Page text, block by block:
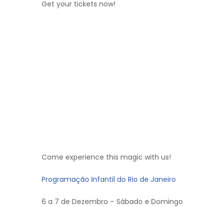
Get your tickets now!
Come experience this magic with us!
Programação Infantil do Rio de Janeiro
6 a 7 de Dezembro – Sábado e Domingo